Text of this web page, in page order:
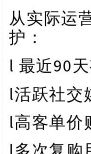
从实际运
护：
l 最近90
l活跃社交
l高客单价